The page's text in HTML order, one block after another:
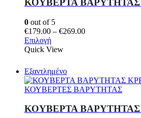
ΚΟΥΒΕΡΤΑ
0 out of 5
€179.00 – €269.00Price
ΕπιλογήΑυτό
το
έχει
πολλαπλές
παραλλαγές.
Οι
επιλογές
μπορούν
Quick View
Εξαντλημένο
ΚΟΥΒΕΡΤΕΣ ΒΑΡΥΤΗΤΑΣ
ΚΟΥΒΕΡΤΑ